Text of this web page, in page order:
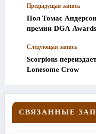
Предыдущая запись
Пол Томас
премии DGA Awards
Следующая запись
Scorpions
Lonesome Crow
СВЯЗАННЫЕ